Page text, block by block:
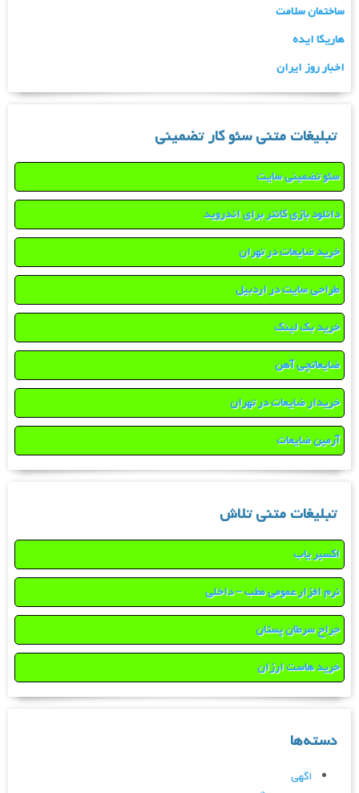
ساختمان سلامت
هاریکا ایده
اخبار روز ایران
تبلیغات متنی سئو کار تضمینی
سئو تضمینی سایت
دانلود بازی کانتر برای اندروید
خرید ضایعات در تهران
طراحی سایت در اردبیل
خرید بک لینک
ضایعاتچی آهن
خریدار ضایعات در تهران
آرمین ضایعات
تبلیغات متنی تلاش
اکسیر یاب
نرم افزار عمومی مطب – داخلی
جراح سرطان پستان
خرید هاست ارزان
دسته‌ها
اگهی